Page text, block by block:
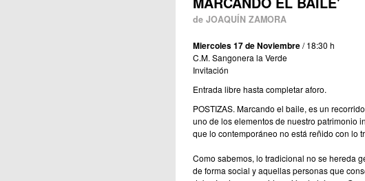
de JOAQUÍN ZAMORA
Miercoles 17 de Noviembre/ 18:30 h
C.M. Sangonera la Verde
Invitación
Entrada libre hasta completar aforo.
POSTIZAS. Marcando el baile, es un
uno de los elementos de nuestro patrimonio
que lo contemporáneo no está reñido con lo
Como sabemos, lo tradicional no se hereda
de forma social y aquellas personas que